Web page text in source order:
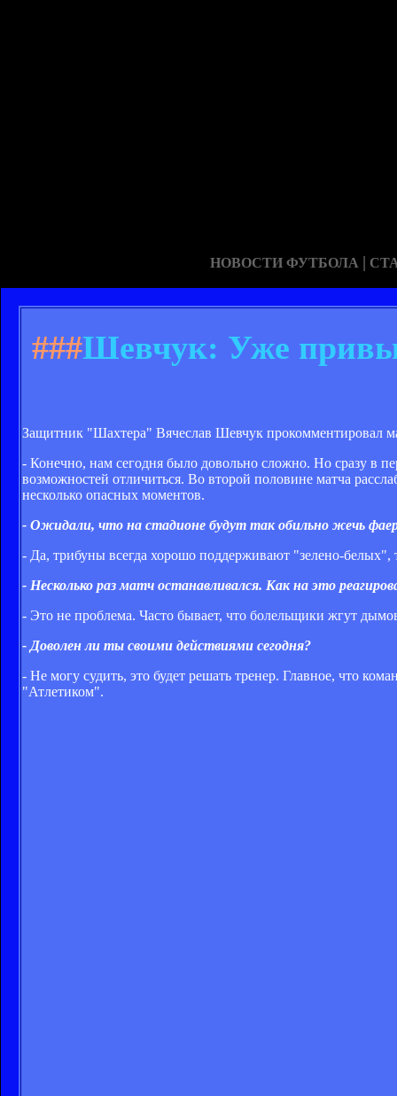
НОВОСТИ ФУТБОЛА |
###Шевчук: Уже
Защитник "Шахтера" Вячеслав Шевчук прокомментировал
- Конечно, нам сегодня было довольно сложно. Но сразу в
возможностей отличиться. Во второй половине матча
несколько опасных моментов.
- Ожидали, что на стадионе будут так обильно жечь
- Да, трибуны всегда хорошо поддерживают "зелено-
- Несколько раз матч останавливался. Как на это
- Это не проблема. Часто бывает, что болельщики жгут
- Доволен ли ты своими действиями сегодня?
- Не могу судить, это будет решать тренер. Главное, что
"Атлетиком".